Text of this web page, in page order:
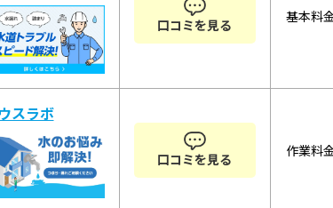
口コミを見る
基本料
スラボ
口コミを見る
作業料